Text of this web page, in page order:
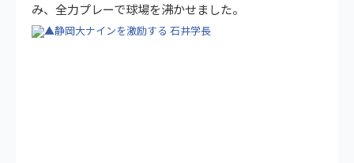
み、全力プレーで球場を沸かせました。